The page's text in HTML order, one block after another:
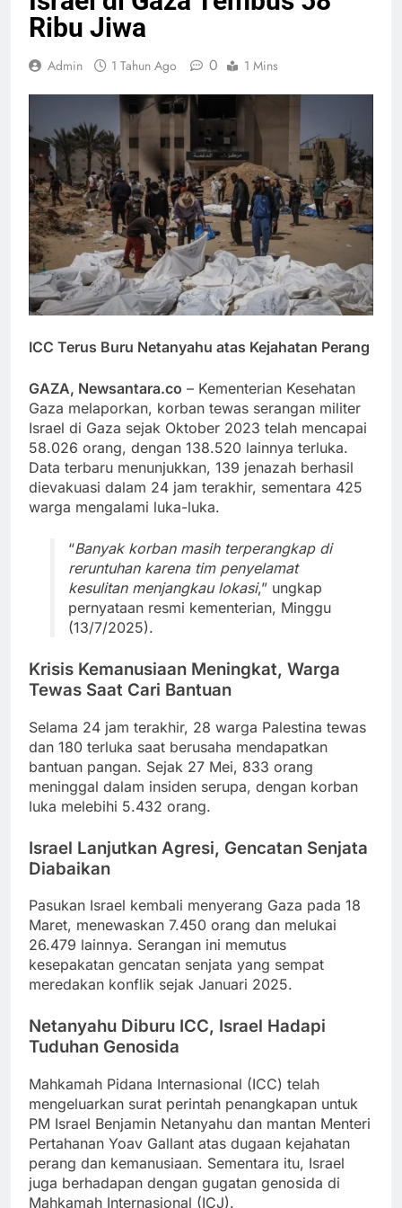
Ribu Jiwa
Admin 1 Tahun Ago 0 1 Mins
ICC Terus Buru Netanyahu atas Kejahatan Perang
GAZA, Newsantara.co – Kementerian Kesehatan
Gaza melaporkan, korban tewas serangan militer
Israel di Gaza sejak Oktober 2023 telah mencapai
58.026 orang, dengan 138.520 lainnya terluka.
Data terbaru menunjukkan, 139 jenazah berhasil
dievakuasi dalam 24 jam terakhir, sementara 425
warga mengalami luka-luka.
“Banyak korban masih terperangkap di
reruntuhan karena tim penyelamat
kesulitan menjangkau lokasi,” ungkap
pernyataan resmi kementerian, Minggu
(13/7/2025).
Krisis Kemanusiaan Meningkat, Warga
Tewas Saat Cari Bantuan
Selama 24 jam terakhir, 28 warga Palestina tewas
dan 180 terluka saat berusaha mendapatkan
bantuan pangan. Sejak 27 Mei, 833 orang
meninggal dalam insiden serupa, dengan korban
luka melebihi 5.432 orang.
Israel Lanjutkan Agresi, Gencatan Senjata
Diabaikan
Pasukan Israel kembali menyerang Gaza pada 18
Maret, menewaskan 7.450 orang dan melukai
26.479 lainnya. Serangan ini memutus
kesepakatan gencatan senjata yang sempat
meredakan konflik sejak Januari 2025.
Netanyahu Diburu ICC, Israel Hadapi
Tuduhan Genosida
Mahkamah Pidana Internasional (ICC) telah
mengeluarkan surat perintah penangkapan untuk
PM Israel Benjamin Netanyahu dan mantan Menteri
Pertahanan Yoav Gallant atas dugaan kejahatan
perang dan kemanusiaan. Sementara itu, Israel
juga berhadapan dengan gugatan genosida di
Mahkamah Internasional (ICJ).